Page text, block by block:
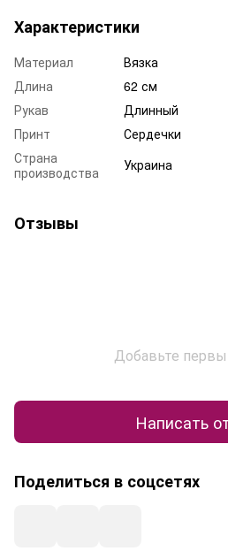
Характеристики
Материал
Вязка
Длина
62 см
Рукав
Длинный
Принт
Сердечки
Страна
производства
Украина
Отзывы
Добавьте
Написать
Поделиться в соцсетях